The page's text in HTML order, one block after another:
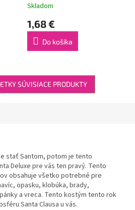
Skladom
1,68 €
Do košíka
SÚVISIACE PRODUKTY
stať Santom, potom je tento
Deluxe pre vás ten pravý. Tento
obsahuje všetko potrebné pre
opasku, klobúka, brady,
a vreca. Tento kostým tento rok
Santa Clausa u vás.